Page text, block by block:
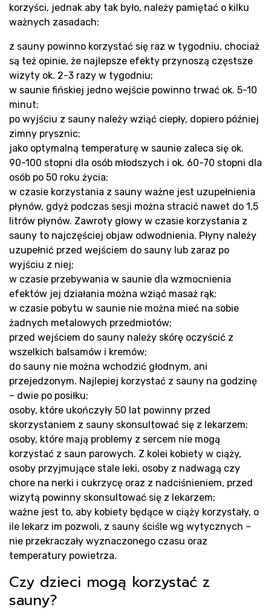
korzyści, jednak aby tak było, należy pamiętać o kilku
ważnych zasadach:
z sauny powinno korzystać się raz w tygodniu, chociaż
są też opinie, że najlepsze efekty przynoszą częstsze
wizyty ok. 2-3 razy w tygodniu;
w saunie fińskiej jedno wejście powinno trwać ok. 5-10
minut;
po wyjściu z sauny należy wziąć ciepły, dopiero później
zimny prysznic;
jako optymalną temperaturę w saunie zaleca się ok.
90-100 stopni dla osób młodszych i ok. 60-70 stopni dla
osób po 50 roku życia;
w czasie korzystania z sauny ważne jest uzupełnienia
płynów, gdyż podczas sesji można stracić nawet do 1,5
litrów płynów. Zawroty głowy w czasie korzystania z
sauny to najczęściej objaw odwodnienia. Płyny należy
uzupełnić przed wejściem do sauny lub zaraz po
wyjściu z niej;
w czasie przebywania w saunie dla wzmocnienia
efektów jej działania można wziąć masaż rąk;
w czasie pobytu w saunie nie można mieć na sobie
żadnych metalowych przedmiotów;
przed wejściem do sauny należy skórę oczyścić z
wszelkich balsamów i kremów;
do sauny nie można wchodzić głodnym, ani
przejedzonym. Najlepiej korzystać z sauny na godzinę
– dwie po posiłku;
osoby, które ukończyły 50 lat powinny przed
skorzystaniem z sauny skonsultować się z lekarzem;
osoby, które mają problemy z sercem nie mogą
korzystać z saun parowych. Z kolei kobiety w ciąży,
osoby przyjmujące stale leki, osoby z nadwagą czy
chore na nerki i cukrzycę oraz z nadciśnieniem, przed
wizytą powinny skonsultować się z lekarzem;
ważne jest to, aby kobiety będące w ciąży korzystały, o
ile lekarz im pozwoli, z sauny ściśle wg wytycznych –
nie przekraczały wyznaczonego czasu oraz
temperatury powietrza.
Czy dzieci mogą korzystać z
sauny?